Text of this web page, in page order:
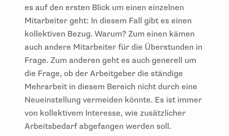
es auf den ersten Blick um einen einzelnen
Mitarbeiter geht: In diesem Fall gibt es einen
kollektiven Bezug. Warum? Zum einen kämen
auch andere Mitarbeiter für die Überstunden in
Frage. Zum anderen geht es auch generell um
die Frage, ob der Arbeitgeber die ständige
Mehrarbeit in diesem Bereich nicht durch eine
Neueinstellung vermeiden könnte. Es ist immer
von kollektivem Interesse, wie zusätzlicher
Arbeitsbedarf abgefangen werden soll.